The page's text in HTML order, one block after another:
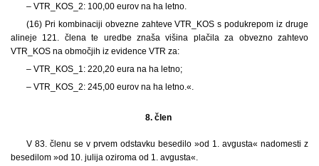
– VTR_KOS_2: 100,00 eurov na ha letno.
(16) Pri kombinaciji obvezne zahteve VTR_KOS s podukrepom iz druge
alineje 121. člena te uredbe znaša višina plačila za obvezno zahtevo
VTR_KOS na območjih iz evidence VTR za:
– VTR_KOS_1: 220,20 eura na ha letno;
– VTR_KOS_2: 245,00 eurov na ha letno.«.
8. člen
V 83. členu se v prvem odstavku besedilo »od 1. avgusta« nadomesti z
besedilom »od 10. julija oziroma od 1. avgusta«.